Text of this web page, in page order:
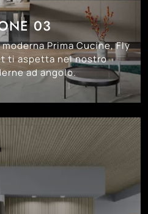
03
Prima Cucine, Fly
ti aspetta nel nostro
ad angolo.